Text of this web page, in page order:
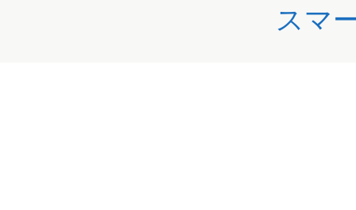
スマ